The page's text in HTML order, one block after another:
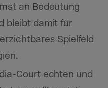
an Bedeutung
bleibt damit für
Spielfeld
Court echten und